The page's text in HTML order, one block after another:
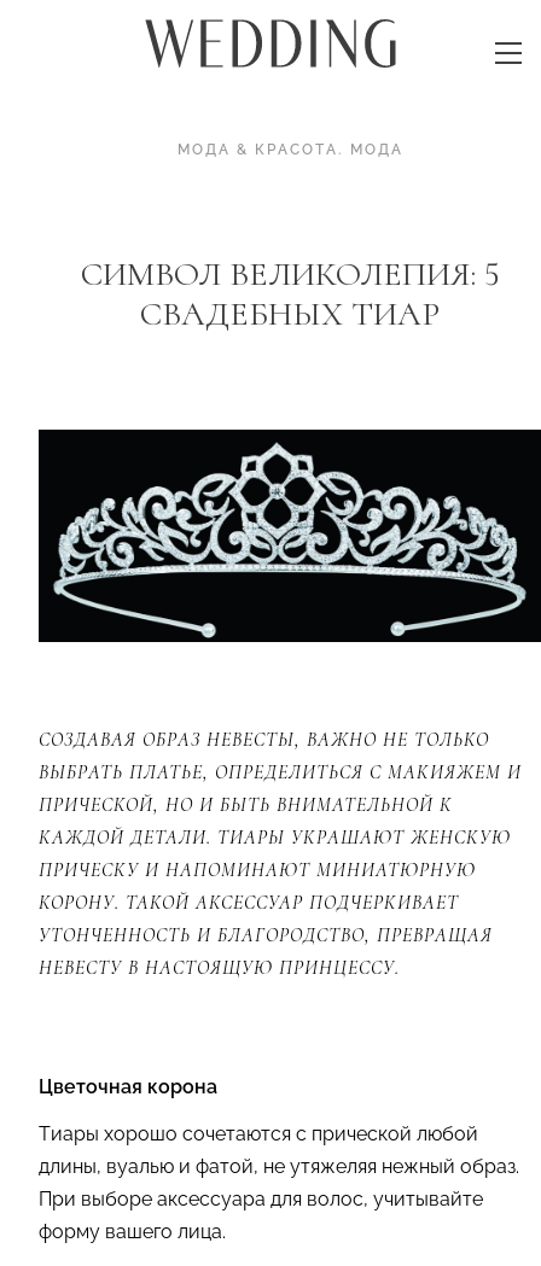
МОДА & КРАСОТА. МОДА
СИМВОЛ ВЕЛИКОЛЕПИЯ: 5
СВАДЕБНЫХ ТИАР
СОЗДАВАЯ ОБРАЗ НЕВЕСТЫ, ВАЖНО НЕ ТОЛЬКО
ВЫБРАТЬ ПЛАТЬЕ, ОПРЕДЕЛИТЬСЯ С МАКИЯЖЕМ И
ПРИЧЕСКОЙ, НО И БЫТЬ ВНИМАТЕЛЬНОЙ К
КАЖДОЙ ДЕТАЛИ. ТИАРЫ УКРАШАЮТ ЖЕНСКУЮ
ПРИЧЕСКУ И НАПОМИНАЮТ МИНИАТЮРНУЮ
КОРОНУ. ТАКОЙ АКСЕССУАР ПОДЧЕРКИВАЕТ
УТОНЧЕННОСТЬ И БЛАГОРОДСТВО, ПРЕВРАЩАЯ
НЕВЕСТУ В НАСТОЯЩУЮ ПРИНЦЕССУ.
Цветочная корона
Тиары хорошо сочетаются с прической любой
длины, вуалью и фатой, не утяжеляя нежный образ.
При выборе аксессуара для волос, учитывайте
форму вашего лица.